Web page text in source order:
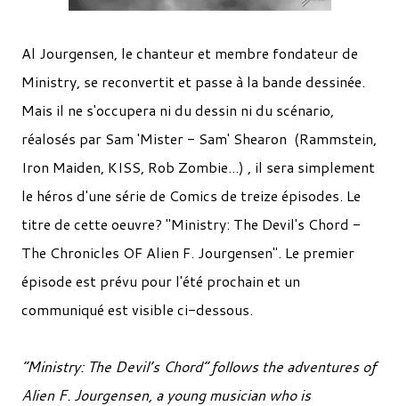
Al Jourgensen, le chanteur et membre fondateur de
Ministry, se reconvertit et passe à la bande dessinée.
Mais il ne s'occupera ni du dessin ni du scénario,
réalosés par Sam 'Mister - Sam' Shearon (Rammstein,
Iron Maiden, KISS, Rob Zombie...) , il sera simplement
le héros d'une série de Comics de treize épisodes. Le
titre de cette oeuvre? "Ministry: The Devil's Chord -
The Chronicles OF Alien F. Jourgensen". Le premier
épisode est prévu pour l'été prochain et un
communiqué est visible ci-dessous.
“Ministry: The Devil’s Chord” follows the adventures of
Alien F. Jourgensen, a young musician who is